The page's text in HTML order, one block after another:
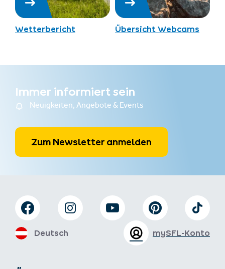
Wetterbericht Übersicht Webcams
Immer informiert sein
Neuigkeiten, Angebote & Events
Zum Newsletter anmelden
mySFL-Konto
Deutsch